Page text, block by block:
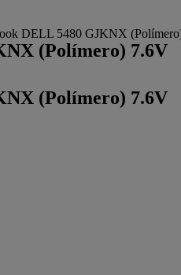
DELL 5480 GJKNX
(Polímero) 7.6V
(Polímero) 7.6V